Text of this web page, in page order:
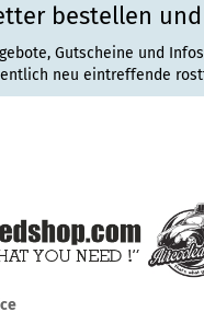
bestellen
Gutscheine und
neu eintreffende